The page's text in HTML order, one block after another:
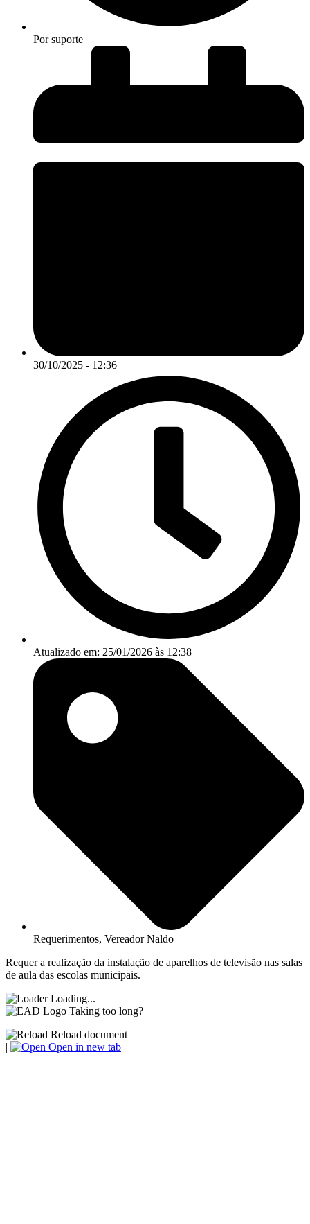
Porsuporte
30/10/2025 - 12:36
Atualizado em: 25/01/2026 às 12:38
Requerimentos, Vereador Naldo
Requer a realização da instalação de aparelhos de televisão nas salas
de aula das escolas municipais.
Loading...
Taking too long?
Reload document
|
Open in new tab